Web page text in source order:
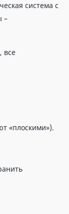
система с
–
все
«плоскими»).